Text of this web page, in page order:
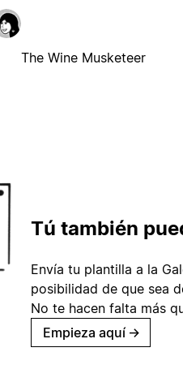
The Wine Musketeer
Tú también
Envía tu plantilla a la
posibilidad de que sea
No te hacen falta más
Empieza aquí →